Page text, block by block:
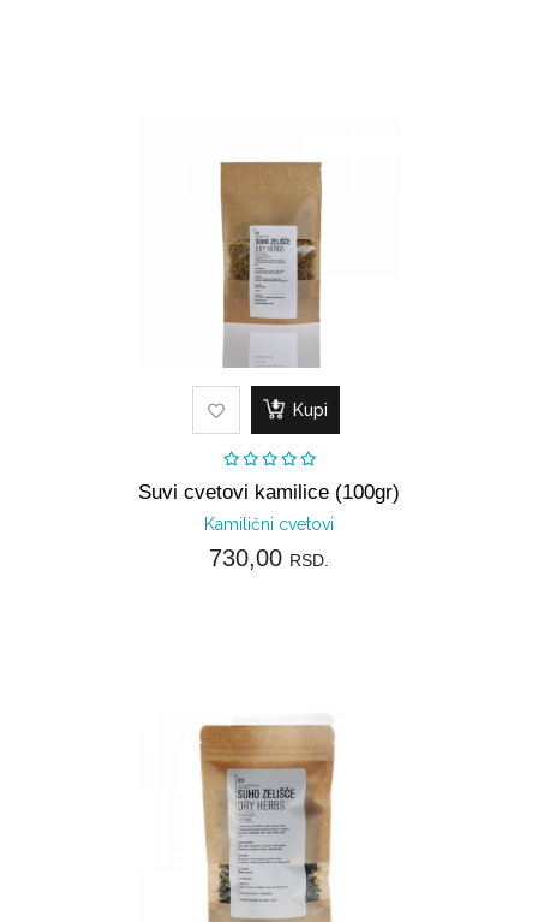
Kupi
Suvi cvetovi kamilice (100gr)
Kamilični cvetovi
730,00 RSD.